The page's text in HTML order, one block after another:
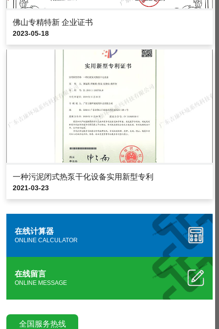
佛山专精特新 企业证书
2023-05-18
一种污泥闭式热泵干化设备实用新型专利
2021-03-23
在线计算器
ONLINE CALCULATOR
在线留言
ONLINE MESSAGE
全国服务热线